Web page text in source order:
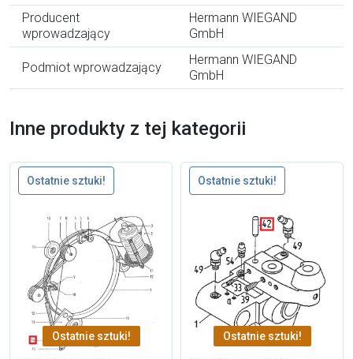
Producent
wprowadzający
Hermann WIEGAND
GmbH
Podmiot wprowadzający
Hermann WIEGAND
GmbH
Inne produkty z tej kategorii
Ostatnie sztuki!
Ostatnie sztuki!
Ostatnie sztuki!
Ostatnie sztuki!